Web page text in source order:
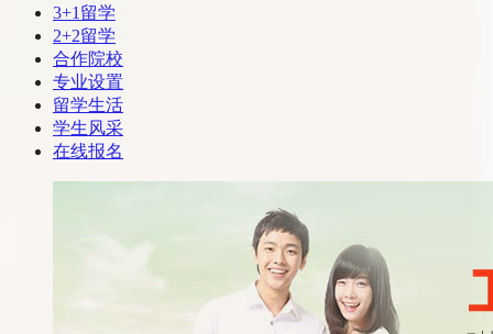
3+1留学
2+2留学
合作院校
专业设置
留学生活
学生风采
在线报名